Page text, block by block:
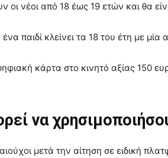
οι νέοι από 18 έως 19 ετών και θα
παιδί κλείνει τα 18 του έτη με
κάρτα στο κινητό αξίας 150
να
μετά την αίτηση σε ειδική